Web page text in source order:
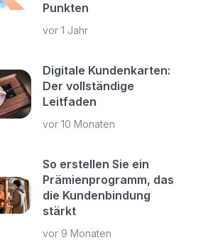
Punkten
vor 1 Jahr
Digitale Kundenkarten:
Der vollständige
Leitfaden
vor 10 Monaten
So erstellen Sie ein
Prämienprogramm, das
die Kundenbindung
stärkt
vor 9 Monaten